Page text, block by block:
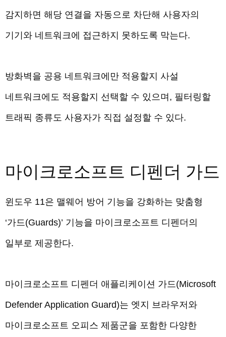
감지하면 해당 연결을 자동으로 차단해 사용자의
기기와 네트워크에 접근하지 못하도록 막는다.
방화벽을 공용 네트워크에만 적용할지 사설
네트워크에도 적용할지 선택할 수 있으며, 필터링할
트래픽 종류도 사용자가 직접 설정할 수 있다.
마이크로소프트 디펜더 가드
윈도우 11은 맬웨어 방어 기능을 강화하는 맞춤형
‘가드(Guards)’ 기능을 마이크로소프트 디펜더의
일부로 제공한다.
마이크로소프트 디펜더 애플리케이션 가드(Microsoft
Defender Application Guard)는 엣지 브라우저와
마이크로소프트 오피스 제품군을 포함한 다양한